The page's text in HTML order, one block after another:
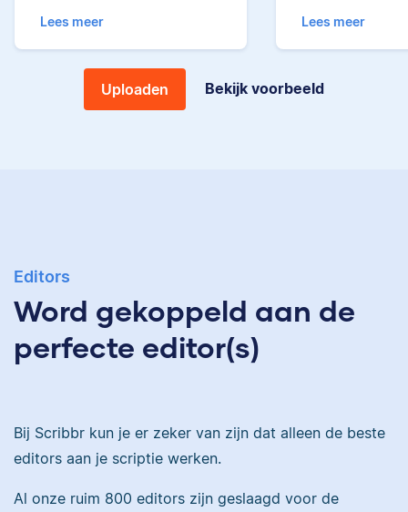
Lees meer Lees meer
Uploaden Bekijk voorbeeld
Editors
Word gekoppeld aan de
perfecte editor(s)
Bij Scribbr kun je er zeker van zijn dat alleen de beste
editors aan je scriptie werken.
Al onze ruim 800 editors zijn geslaagd voor de
Eva is journalist en
werkt als senior editor
bij Scribbr waar ze al
meer dan 2,5 miljoen
Erica
350 scripties
geredigeerd.